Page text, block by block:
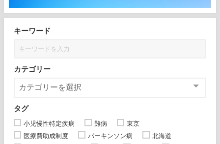
キーワード
カテゴリー
タグ
小児慢性特定疾病 難病
東京
医療費助成制度
パーキンソン病
北海道